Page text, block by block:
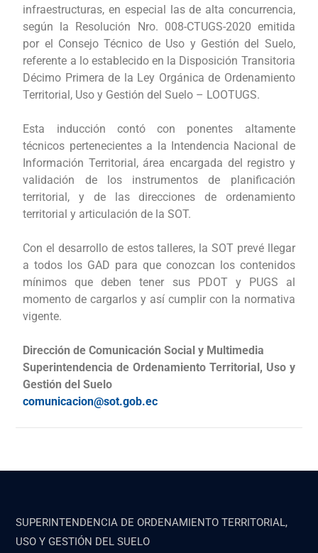
infraestructuras, en especial las de alta concurrencia,
según la Resolución Nro. 008-CTUGS-2020 emitida
por el Consejo Técnico de Uso y Gestión del Suelo,
referente a lo establecido en la Disposición Transitoria
Décimo Primera de la Ley Orgánica de Ordenamiento
Territorial, Uso y Gestión del Suelo – LOOTUGS.
Esta inducción contó con ponentes altamente
técnicos pertenecientes a la Intendencia Nacional de
Información Territorial, área encargada del registro y
validación de los instrumentos de planificación
territorial, y de las direcciones de ordenamiento
territorial y articulación de la SOT.
Con el desarrollo de estos talleres, la SOT prevé llegar
a todos los GAD para que conozcan los contenidos
mínimos que deben tener sus PDOT y PUGS al
momento de cargarlos y así cumplir con la normativa
vigente.
Dirección de Comunicación Social y Multimedia
Superintendencia de Ordenamiento Territorial, Uso y
Gestión del Suelo
comunicacion@sot.gob.ec
SUPERINTENDENCIA DE ORDENAMIENTO TERRITORIAL,
USO Y GESTIÓN DEL SUELO